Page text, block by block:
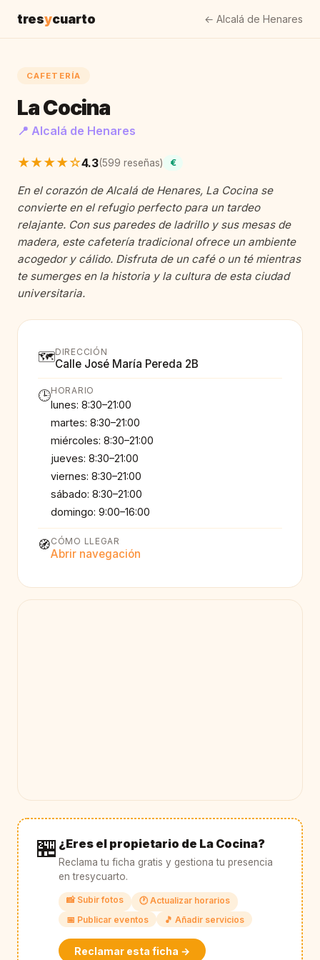
tresycuarto ← Alcalá de Henares
CAFETERÍA
La Cocina
📍 Alcalá de Henares
★★★★☆4.3(599 reseñas) €
En el corazón de Alcalá de Henares, La Cocina se
convierte en el refugio perfecto para un tardeo
relajante. Con sus paredes de ladrillo y sus mesas de
madera, este cafetería tradicional ofrece un ambiente
acogedor y cálido. Disfruta de un café o un té mientras
te sumerges en la historia y la cultura de esta ciudad
universitaria.
🗺️DIRECCIÓN
Calle José María Pereda 2B
🕒HORARIO
lunes: 8:30–21:00
martes: 8:30–21:00
miércoles: 8:30–21:00
jueves: 8:30–21:00
viernes: 8:30–21:00
sábado: 8:30–21:00
domingo: 9:00–16:00
🧭CÓMO LLEGAR
Abrir navegación
🏪 ¿Eres el propietario de La Cocina?
Reclama tu ficha gratis y gestiona tu presencia
en tresycuarto.
📸 Subir fotos
🕐 Actualizar horarios
📅 Publicar eventos
🎵 Añadir servicios
Reclamar esta ficha →